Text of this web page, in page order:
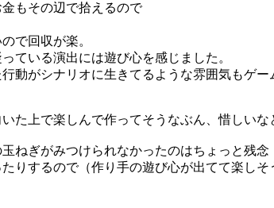
もその辺で拾えるので
で回収が楽。
ている演出には遊び心を感じました。
動がシナリオに生きてるような雰囲気もゲー
た上で楽しんで作ってそうなぶん、惜しいな
ねぎがみつけられなかったのはちょっと残念
りするので（作り手の遊び心が出てて楽し